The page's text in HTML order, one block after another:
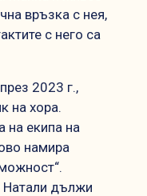
връзка с нея,
с него са
2023 г.,
на хора.
на екипа на
намира
Натали дължи